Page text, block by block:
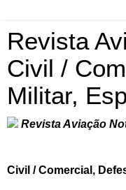
Revista
Civil /
Militar,
Revista Aviação
Civil / Comercial,